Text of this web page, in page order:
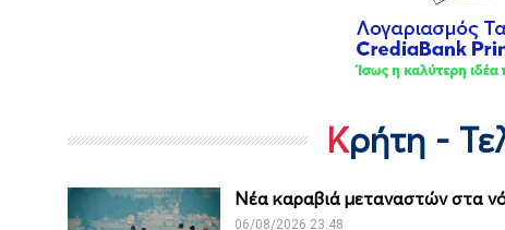
Κρήτη -
Νέα καραβιά μεταναστών στα
06/08/2026 23:48